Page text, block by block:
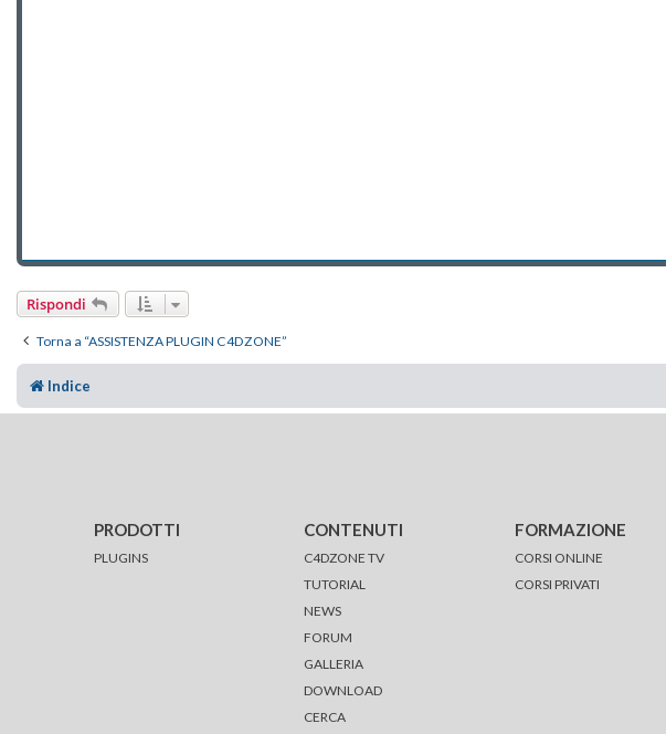
Rispondi
Torna a “ASSISTENZA PLUGIN C4DZONE”
Indice
PRODOTTI
PLUGINS
CONTENUTI
C4DZONE TV
TUTORIAL
NEWS
FORUM
GALLERIA
DOWNLOAD
CERCA
FORMAZIONE
CORSI ONLINE
CORSI PRIVATI